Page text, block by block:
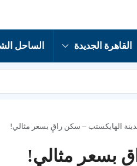
القاهرة الجديدة الساحل
الهايكستب – سكن راقٍ بسعر مثالي!
بسعر مثالي!